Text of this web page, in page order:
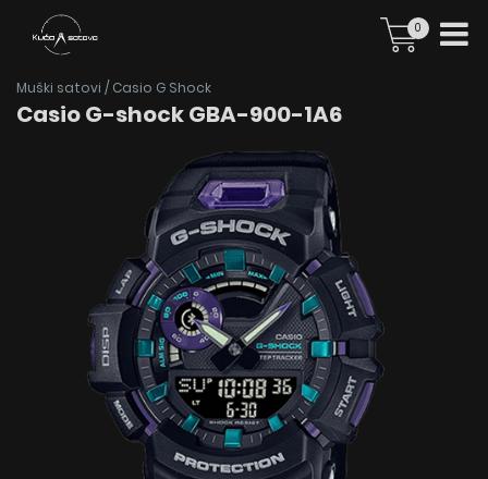
0
Muški satovi / Casio G Shock
Casio G-shock GBA-900-1A6